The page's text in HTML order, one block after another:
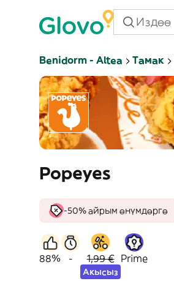
Benidorm - Altea Тамак
Popeyes
-50% айрым өнүмдөргө
88% - 1,99 €
Акысыз
Prime